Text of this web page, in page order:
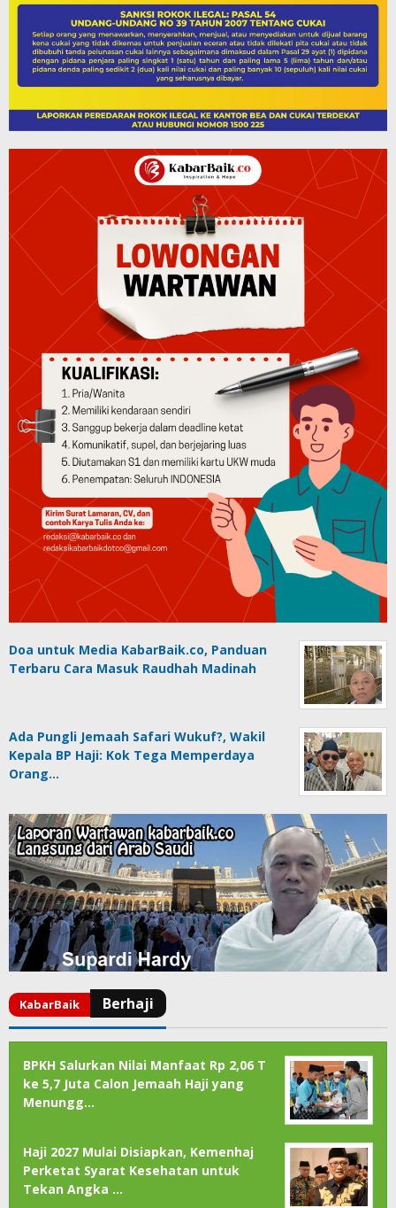
Doa untuk Media KabarBaik.co, Panduan
Terbaru Cara Masuk Raudhah Madinah
Ada Pungli Jemaah Safari Wukuf?, Wakil
Kepala BP Haji: Kok Tega Memperdaya
Orang…
BPKH Salurkan Nilai Manfaat Rp 2,06 T
ke 5,7 Juta Calon Jemaah Haji yang
Menungg…
Haji 2027 Mulai Disiapkan, Kemenhaj
Perketat Syarat Kesehatan untuk
Tekan Angka …